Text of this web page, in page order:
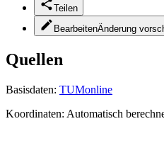
Teilen
BearbeitenÄnderung
Quellen
Basisdaten: TUMonline
Koordinaten: Automatisch